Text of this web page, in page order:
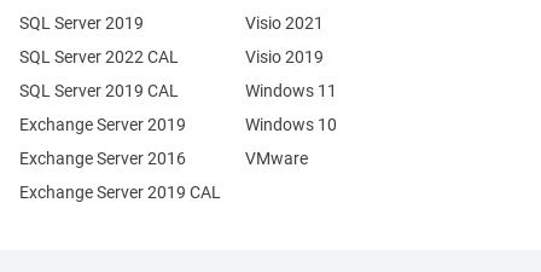
Exchange Server 2019
Exchange Server 2016
SQL Server 2019
SQL Server 2022 CAL
SQL Server 2019 CAL
Exchange Server 2019 CAL
Visio 2021
Visio 2019
Windows 11
Windows 10
VMware